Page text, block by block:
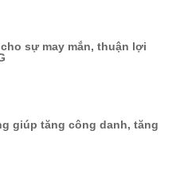
sự may mắn, thuận lợi
giúp tăng công danh, tăng